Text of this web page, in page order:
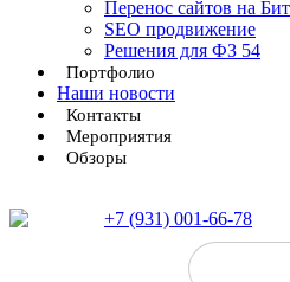
Перенос сайтов на
SEO продвижение
Решения для ФЗ 54
Портфолио
Наши новости
Контакты
Мероприятия
Обзоры
+7 (931) 001-66-78